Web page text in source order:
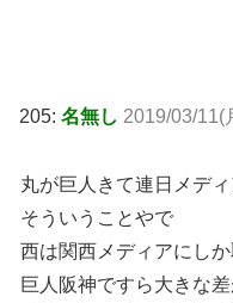
205: 名無し 2019/03/11(
丸が巨人きて連日メデ
そういうことやで
西は関西メディアにし
巨人阪神ですら大きな